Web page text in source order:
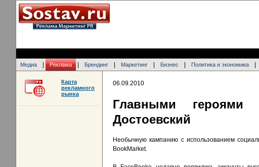
Медиа Реклама Брендинг Маркетинг Бизнес Политика и экономика
06.09.2010
Главными героями
Достоевский
Необычную кампанию с использованием
BookMarket.
Карта
рекламного
рынка